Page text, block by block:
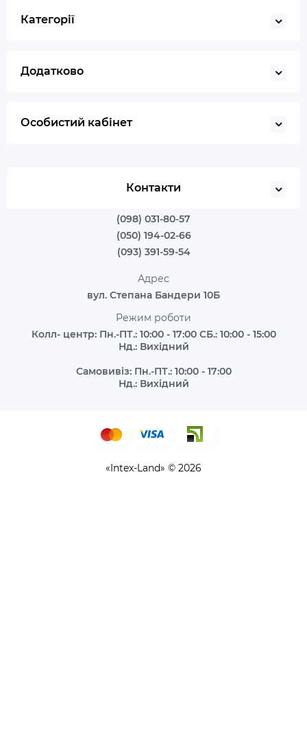
Категорії
Додатково
Особистий кабінет
Контакти
(098) 031-80-57
(050) 194-02-66
(093) 391-59-54
Адрес
вул. Степана Бандери 10Б
Режим роботи
Колл- центр: Пн.-ПТ.: 10:00 - 17:00 СБ.: 10:00 - 15:00
Нд.: Вихідний
Самовивіз: Пн.-ПТ.: 10:00 - 17:00
Нд.: Вихідний
«Intex-Land» © 2026